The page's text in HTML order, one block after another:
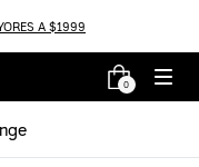
A $1999
0